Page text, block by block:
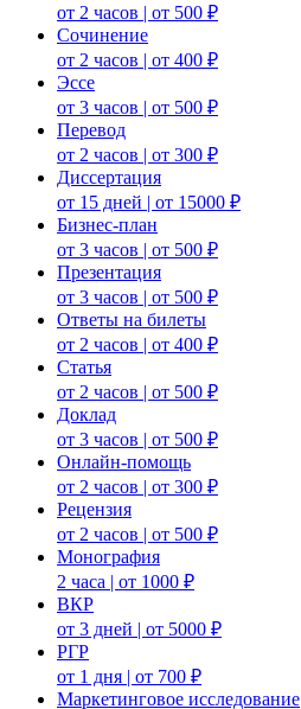
от 2 часов | от 500 ₽
Сочинение
от 2 часов | от 400 ₽
Эссе
от 3 часов | от 500 ₽
Перевод
от 2 часов | от 300 ₽
Диссертация
от 15 дней | от 15000 ₽
Бизнес-план
от 3 часов | от 500 ₽
Презентация
от 3 часов | от 500 ₽
Ответы на билеты
от 2 часов | от 400 ₽
Статья
от 2 часов | от 500 ₽
Доклад
от 3 часов | от 500 ₽
Онлайн-помощь
от 2 часов | от 300 ₽
Рецензия
от 2 часов | от 500 ₽
Монография
2 часа | от 1000 ₽
ВКР
от 3 дней | от 5000 ₽
РГР
от 1 дня | от 700 ₽
Маркетинговое исследование